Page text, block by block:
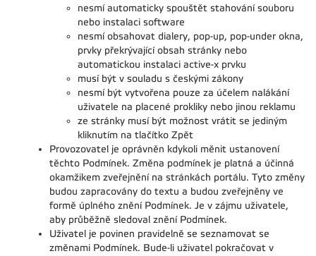
nesmí automaticky spouštět stahování souboru
nebo instalaci software
nesmí obsahovat dialery, pop-up, pop-under okna,
prvky překrývající obsah stránky nebo
automatickou instalaci active-x prvku
musí být v souladu s českými zákony
nesmí být vytvořena pouze za účelem nalákání
uživatele na placené prokliky nebo jinou reklamu
ze stránky musí být možnost vrátit se jediným
kliknutím na tlačítko Zpět
Provozovatel je oprávněn kdykoli měnit ustanovení
těchto Podmínek. Změna podmínek je platná a účinná
okamžikem zveřejnění na stránkách portálu. Tyto změny
budou zapracovány do textu a budou zveřejněny ve
formě úplného znění Podmínek. Je v zájmu uživatele,
aby průběžně sledoval znění Podmínek.
Uživatel je povinen pravidelně se seznamovat se
změnami Podmínek. Bude-li uživatel pokračovat v